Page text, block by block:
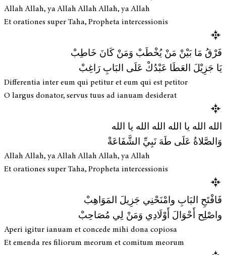
Allah Allah, ya Allah Allah Allah, ya Allah
Et orationes super Taha, Propheta intercessionis
فَرْقُ مَا بَيْنْ مَنْ يُخْطَبْ وَمَنْ كَانَ خَاطِبْ
يَا جَزِيْلَ العَطَا عَبْدُكْ عَلَى البَابِ رَاغِبْ
Differentia inter eum qui petitur et eum qui est petitor
O largus donator, servus tuus ad ianuam desiderat
الله الله يا الله الله الله يا الله
وَالصَّلاةُ عَلَى طَهَ نَبِيِّ الشَّفَاعَةْ
Allah Allah, ya Allah Allah Allah, ya Allah
Et orationes super Taha, Propheta intercessionis
فَافْتَحِ البَابِ وامْنَحْنِي جَزِيلَ المَوَاهِبْ
واصْلِح أَحْوَالَ أَوْلَادِي وَمَنْ لِي مُصَاحِبْ
Aperi igitur ianuam et concede mihi dona copiosa
Et emenda res filiorum meorum et comitum meorum